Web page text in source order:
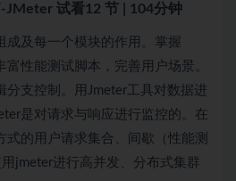
-JMeter 试看12 节 | 104分钟
成及每一个模块的作用。掌握
富性能测试脚本，完善用户场景。
分支控制。用Jmeter工具对数据进
是对请求与响应进行监控的。在
式的用户请求集合、间歇（性能测
jmeter进行高并发、分布式集群